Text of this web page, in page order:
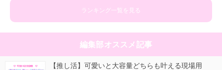
ランキング一覧を見る
編集部オススメ記事
【推し活】可愛いと大容量どちらも叶える現場用